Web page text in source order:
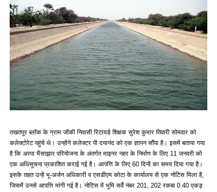
तखतपुर ब्लॉक के ग्राम जोंकी निवासी रिटायर्ड शिक्षक सुरेश कुमार तिवारी सोमवार को
कलेक्टोरेट पहुंचे थे। उन्होंने कलेक्टर पी दयानंद को एक ज्ञापन सौंपा है। इसमें बताया गया
है कि अरपा भैंसाझार परियोजना के अंतर्गत माइनर नहर के निर्माण के लिए 11 जनवरी को
एक अधिसूचना प्रकाशित कराई गई है। आपत्ति के लिए 60 दिनों का समय दिया गया है।
इसके तहत उन्हें भू-अर्जन अधिकारी व एसडीएम कोटा के कार्यालय से एक नोटिस मिला है,
जिसमें उनसे आपत्ति मांगी गई है। नोटिस में भूमि सर्वे नंबर 201, 202 रकबा 0.40 एकड़